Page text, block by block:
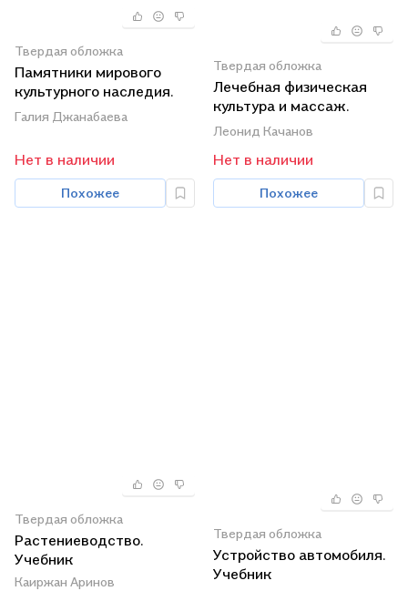
Твердая обложка
Памятники мирового
культурного наследия.
Учебное пособие
Галия Джанабаева
Нет в наличии
Похожее
Твердая обложка
Лечебная физическая
культура и массаж.
Учебник
Леонид Качанов
Нет в наличии
Похожее
Твердая обложка
Растениеводство.
Учебник
Каиржан Аринов
Твердая обложка
Устройство автомобиля.
Учебник